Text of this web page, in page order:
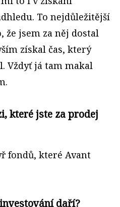
To nejdůležitější
že jsem za něj dostal
získal čas, který
Vždyť já tam makal
které jste za prodej
fondů, které Avant
daří?